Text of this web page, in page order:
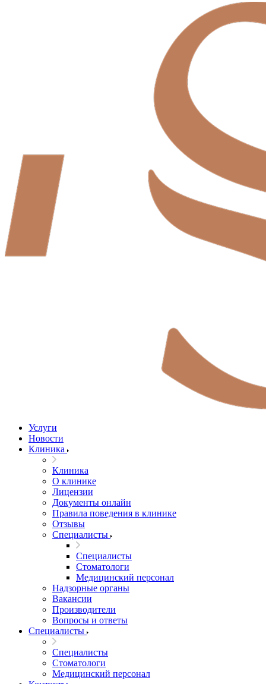
Услуги
Новости
Клиника
Клиника
О клинике
Лицензии
Документы онлайн
Правила поведения в клинике
Отзывы
Специалисты
Специалисты
Стоматологи
Медицинский персонал
Надзорные органы
Вакансии
Производители
Вопросы и ответы
Специалисты
Специалисты
Стоматологи
Медицинский персонал